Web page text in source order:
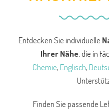
Entdecken Sie individuelle
Ihrer Nähe, die in
Chemie,Englisch,
Finden Sie passende